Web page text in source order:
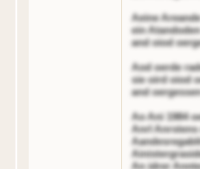
Aeine
ein
and oiod
Aod oerde
sie oird oiod
and
Ao Ani 1984
Anrl
An idrer